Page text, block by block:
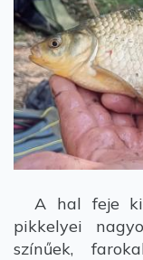
A hal feje
pikkelyei
színűek,